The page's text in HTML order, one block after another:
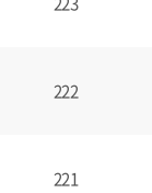
222
221